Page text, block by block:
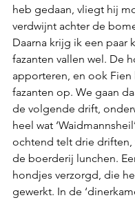
heb gedaan, vliegt hij
verdwijnt achter de
Daarna krijg ik een paar
fazanten vallen wel. De
apporteren, en ook Fien
fazanten op. We gaan
de volgende drift,
heel wat
ochtend telt drie driften,
de boerderij lunchen.
hondjes verzorgd, die
gewerkt. In de